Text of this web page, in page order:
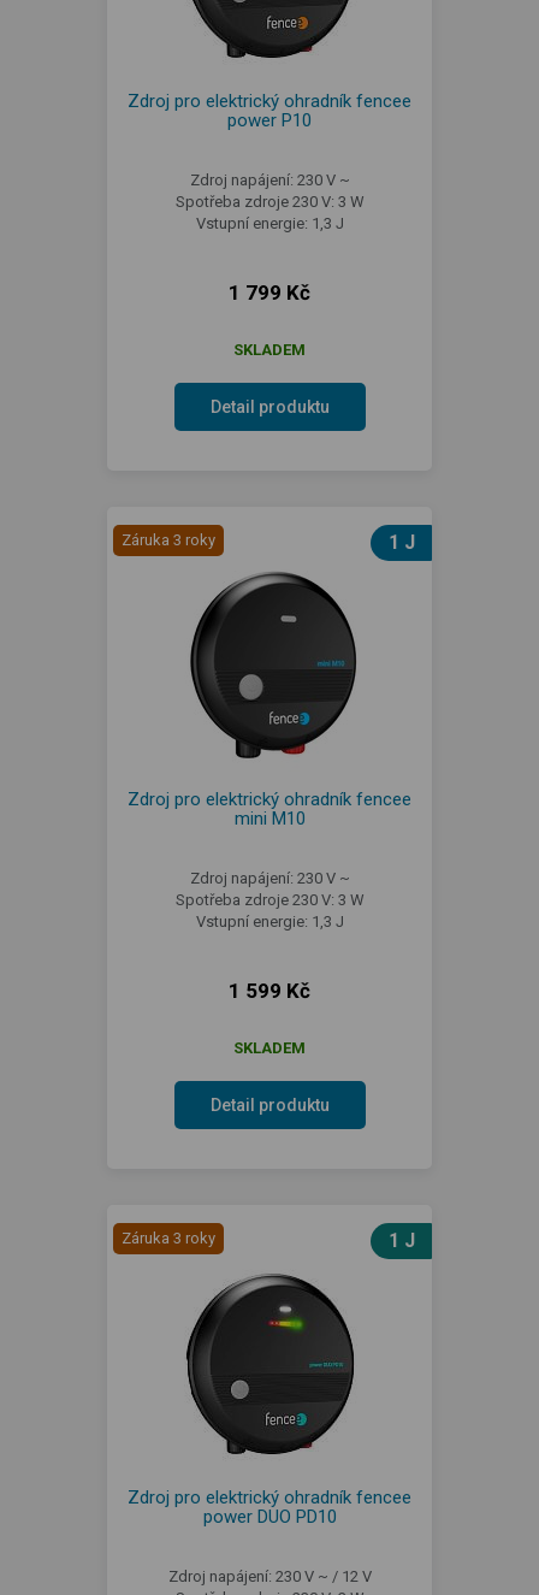
Zdroj pro elektrický ohradník fencee
power P10
Zdroj napájení: 230 V ~
Spotřeba zdroje 230 V: 3 W
Vstupní energie: 1,3 J
1 799 Kč
SKLADEM
Detail produktu
Záruka 3 roky 1 J
Zdroj pro elektrický ohradník fencee
mini M10
Zdroj napájení: 230 V ~
Spotřeba zdroje 230 V: 3 W
Vstupní energie: 1,3 J
1 599 Kč
SKLADEM
Detail produktu
Záruka 3 roky 1 J
Zdroj pro elektrický ohradník fencee
power DUO PD10
Zdroj napájení: 230 V ~ / 12 V